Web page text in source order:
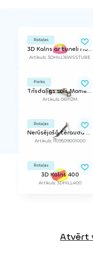
Rotaļas
3D Kalns ar tuneli no nerūsējoša tērauda
Artikuls: 3DHILL16WSSTUBE
Parks
Trīsdaļīgs sols Momentum
Artikuls: 061112M
Rotaļas
Nerūsējošā tērauda slidkalniņš ar trepēm (brīvi stāvošs, h 0.9 - 1.0 m x 0.5 m)
Artikuls: 1109509001000
Rotaļas
3D Kalns 400
Artikuls: 3DHILL400
Atvērt